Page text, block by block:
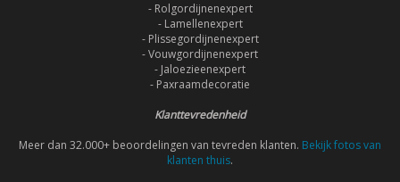
- Rolgordijnenexpert
- Lamellenexpert
- Plissegordijnenexpert
- Vouwgordijnenexpert
- Jaloezieenexpert
- Paxraamdecoratie
Klanttevredenheid
Meer dan 32.000+ beoordelingen van tevreden klanten. Bekijk fotos van
klanten thuis.